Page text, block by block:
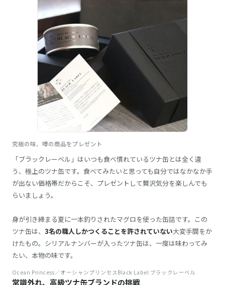
究極の味、噂の商品をプレゼント
「ブラックレーベル」はいつも食べ慣れているツナ缶とは全く違
う、極上のツナ缶です。食べてみたいと思っても自分ではなかなか手
が出ない価格帯だからこそ、プレゼントして贅沢気分を楽しんでも
らいましょう。
身が引き締まる夏に一本釣りされたマグロを使った缶詰です。この
ツナ缶は、 3名の職人しかつくることを許されていない大変手間をか
けたもの。シリアルナンバーが入ったツナ缶は、一度は味わってみ
たい、本物の味です。
Ocean Princess／オーシャンプリンセスBlack Label ブラックレーベル
常識外れ、高級ツナ缶ブランドの挑戦